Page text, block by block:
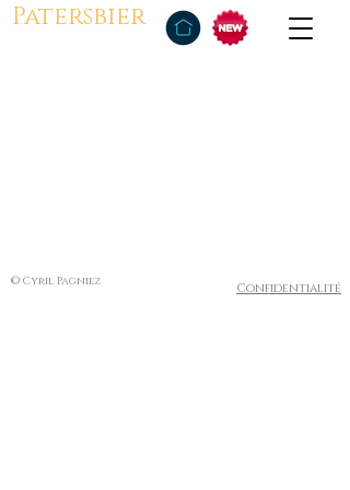
Patersbier
© Cyril Pagniez Confidentialité